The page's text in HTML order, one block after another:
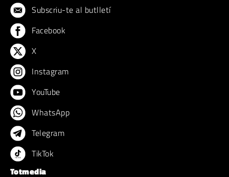
Subscriu-te al butlletí
Facebook
X
Instagram
YouTube
WhatsApp
Telegram
TikTok
Totmedia